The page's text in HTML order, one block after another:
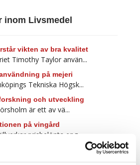
inom Livsmedel
vikten av bra kvalitet
Timothy Taylor använ...
på mejeri
Tekniska Högsk...
och utveckling
är ett av vä...
på vingård
prisbelönta eng...
och läkemedel